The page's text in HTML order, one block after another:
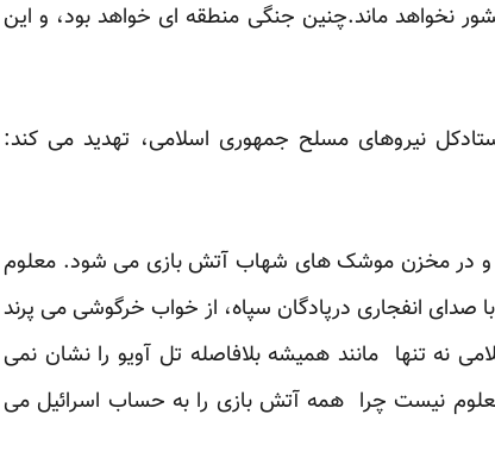
نخواهد ماند.چنین جنگی منطقه ای خواهد بود، و این
نیروهای مسلح جمهوری اسلامی، تهدید می کند:
و در مخزن موشک های شهاب آتش بازی می شود. معلوم
انفجاری درپادگان سپاه، از خواب خرگوشی می پرند
نه تنها مانند همیشه بلافاصله تل آویو را نشان نمی
نیست چرا همه آتش بازی را به حساب اسرائیل می